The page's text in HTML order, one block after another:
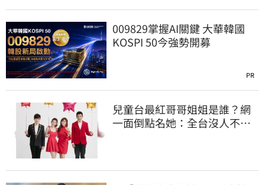
009829掌握AI關鍵 大華韓國
KOSPI 50今強勢開募
PR
兒童台最紅哥哥姐姐是誰？網
一面倒點名她：全台沒人不認